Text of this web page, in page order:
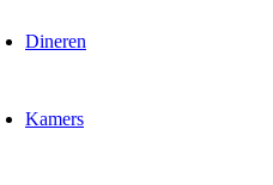
Dineren
Kamers